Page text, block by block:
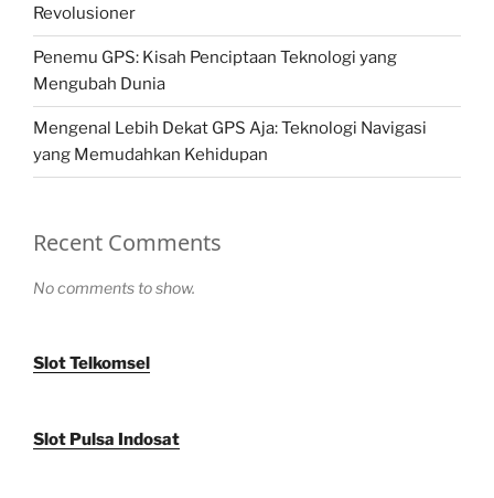
Revolusioner
Penemu GPS: Kisah Penciptaan Teknologi yang
Mengubah Dunia
Mengenal Lebih Dekat GPS Aja: Teknologi Navigasi
yang Memudahkan Kehidupan
Recent Comments
No comments to show.
Slot Telkomsel
Slot Pulsa Indosat